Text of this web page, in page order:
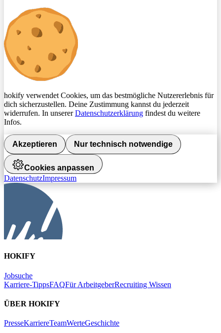
hokify verwendet Cookies, um das bestmögliche Nutzererlebnis für
dich sicherzustellen. Deine Zustimmung kannst du jederzeit
widerrufen. In unsererDatenschutzerklärung findest du weitere
Infos.
Akzeptieren Nur technisch notwendige
Cookies anpassen
DatenschutzImpressum
HOKIFY
Jobsuche
Karriere-TippsFAQFür ArbeitgeberRecruiting Wissen
ÜBER HOKIFY
PresseKarriereTeamWerteGeschichte